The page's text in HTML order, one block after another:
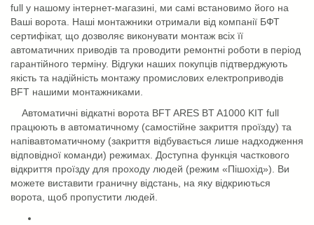
full у нашому інтернет-магазині, ми самі встановимо його на
Ваші ворота. Наші монтажники отримали від компанії БФТ
сертифікат, що дозволяє виконувати монтаж всіх її
автоматичних приводів та проводити ремонтні роботи в період
гарантійного терміну. Відгуки наших покупців підтверджують
якість та надійність монтажу промислових електроприводів
BFT нашими монтажниками.
Автоматичні відкатні ворота BFT ARES BT A1000 KIT full
працюють в автоматичному (самостійне закриття проїзду) та
напівавтоматичному (закриття відбувається лише надходження
відповідної команди) режимах. Доступна функція часткового
відкриття проїзду для проходу людей (режим «Пішохід»). Ви
можете виставити граничну відстань, на яку відкриються
ворота, щоб пропустити людей.